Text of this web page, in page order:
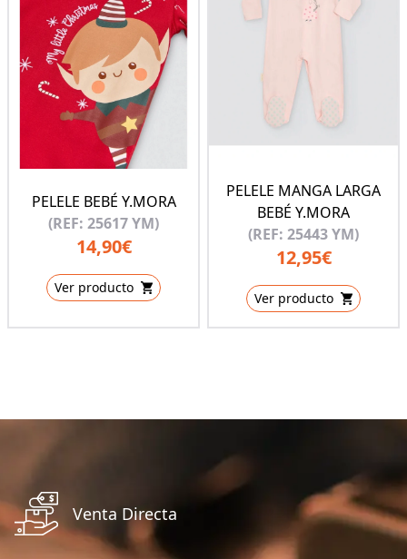
PELELE BEBÉ Y.MORA
(REF: 25617 YM)
14,90€
Ver producto
PELELE MANGA LARGA
BEBÉ Y.MORA
(REF: 25443 YM)
12,95€
Ver producto
Venta Directa